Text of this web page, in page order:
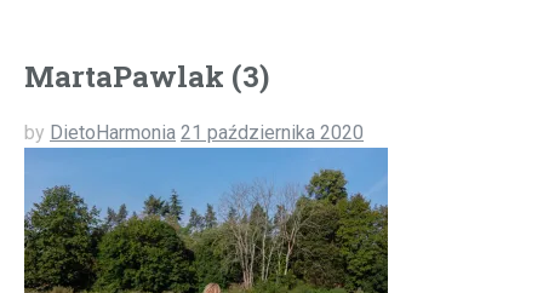
MartaPawlak (3)
by DietoHarmonia 21 października 2020